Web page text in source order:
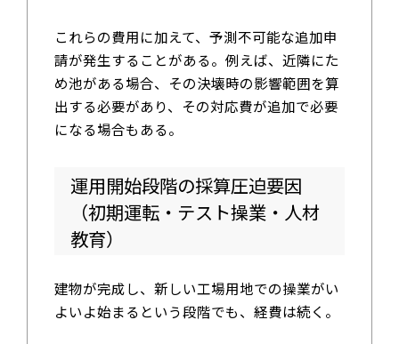
これらの費用に加えて、予測不可能な追加申
請が発生することがある。例えば、近隣にた
め池がある場合、その決壊時の影響範囲を算
出する必要があり、その対応費が追加で必要
になる場合もある。
運用開始段階の採算圧迫要因
（初期運転・テスト操業・人材
教育）
建物が完成し、新しい工場用地での操業がい
よいよ始まるという段階でも、経費は続く。